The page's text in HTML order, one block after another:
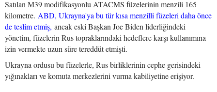
Satılan M39 modifikasyonlu ATACMS füzelerinin menzili 165
kilometre. ABD, Ukrayna'ya bu tür kısa menzilli füzeleri daha önce
de teslim etmiş, ancak eski Başkan Joe Biden liderliğindeki
yönetim, füzelerin Rus topraklarındaki hedeflere karşı kullanımına
izin vermekte uzun süre tereddüt etmişti.
Ukrayna ordusu bu füzelerle, Rus birliklerinin cephe gerisindeki
yığınakları ve komuta merkezlerini vurma kabiliyetine erişiyor.